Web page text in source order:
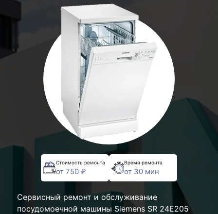
Стоимость ремонта
от 750 ₽
Время ремонта
от 30 мин
Сервисный ремонт и обслуживание
посудомоечной машины Siemens SR 24E205